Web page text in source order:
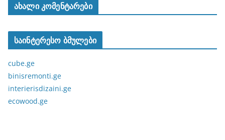
ახალი კომენტარები
საინტერესო ბმულები
cube.ge
binisremonti.ge
interierisdizaini.ge
ecowood.ge